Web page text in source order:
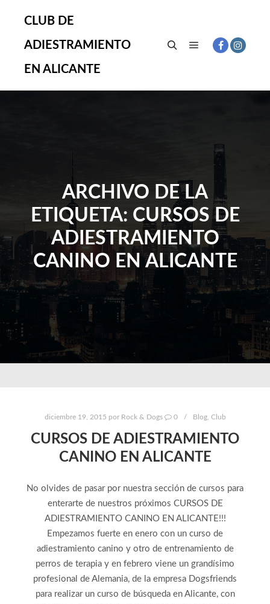
CLUB DE
ADIESTRAMIENTO
EN ALICANTE
ARCHIVO DE LA
ETIQUETA: CURSOS DE
ADIESTRAMIENTO
CANINO EN ALICANTE
diciembre 19, 2015 por Rock & Dogs 0 Blog, Club
CURSOS DE ADIESTRAMIENTO
CANINO EN ALICANTE
No olvides de pasar por nuestra sección de cursos para
enterarte de nuestros próximos CURSOS DE
ADIESTRAMIENTO CANINO EN ALICANTE!!!
Empezamos fuerte en enero con un curso de
adiestramiento canino y otro de entrenamiento de
perros de terapia y en febrero viene un grandísimo
profesional de Alemania, de la empresa Dogsfriends
para realizar un curso de búsqueda en Alicante, con